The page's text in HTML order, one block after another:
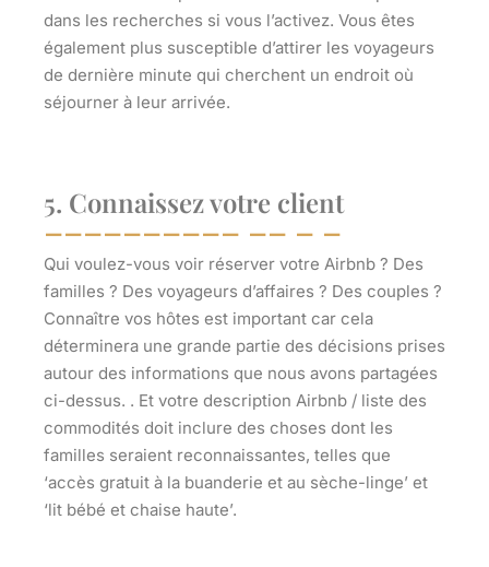
dans les recherches si vous l’activez. Vous êtes
également plus susceptible d’attirer les voyageurs
de dernière minute qui cherchent un endroit où
séjourner à leur arrivée.
5. Connaissez votre client
Qui voulez-vous voir réserver votre Airbnb ? Des
familles ? Des voyageurs d’affaires ? Des couples ?
Connaître vos hôtes est important car cela
déterminera une grande partie des décisions prises
autour des informations que nous avons partagées
ci-dessus. . Et votre description Airbnb / liste des
commodités doit inclure des choses dont les
familles seraient reconnaissantes, telles que
‘accès gratuit à la buanderie et au sèche-linge’ et
‘lit bébé et chaise haute’.